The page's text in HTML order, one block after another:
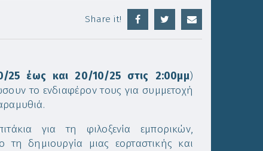
Share it!
25 έως και 20/10/25 στις 2:00μμ)
το ενδιαφέρον τους για συμμετοχή
για τη φιλοξενία εμπορικών,
δημιουργία μιας εορταστικής και